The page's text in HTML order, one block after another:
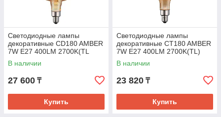
Светодиодные лампы
декоративные CD180 AMBER
7W E27 400LM 2700K(TL
В наличии
27 600 ₸
Купить
Светодиодные лампы
декоративные CT180 AMBER
7W E27 400LM 2700K(TL)
В наличии
23 820 ₸
Купить